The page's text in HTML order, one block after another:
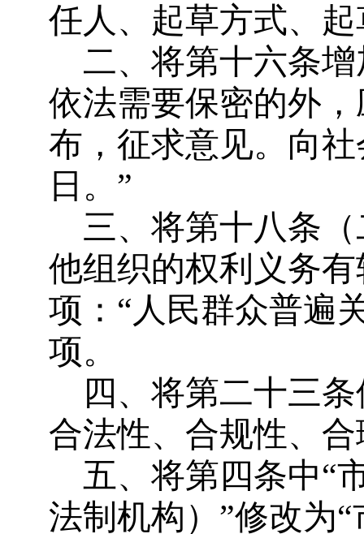
任人、起草方式、
二、 将第十六条
依法需要保密的外
布，征求意见。向
日。”
三、 将第十八条
他组织的权利义务
项：“人民群众普遍
项。
四、 将第二十三
合法性、合规性、
五、 将第四条中“
法制机构）”修改为